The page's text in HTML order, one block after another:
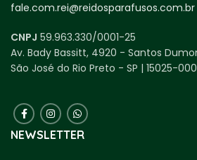
fale.com.rei@reidosparafusos.com.br
CNPJ 59.963.330/0001-25
Av. Bady Bassitt, 4920 - Santos
São José do Rio Preto - SP | 15025-000
NEWSLETTER